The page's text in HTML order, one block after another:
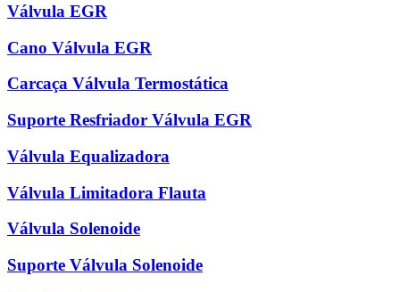
Válvula EGR
Cano Válvula EGR
Carcaça Válvula Termostática
Suporte Resfriador Válvula EGR
Válvula Equalizadora
Válvula Limitadora Flauta
Válvula Solenoide
Suporte Válvula Solenoide